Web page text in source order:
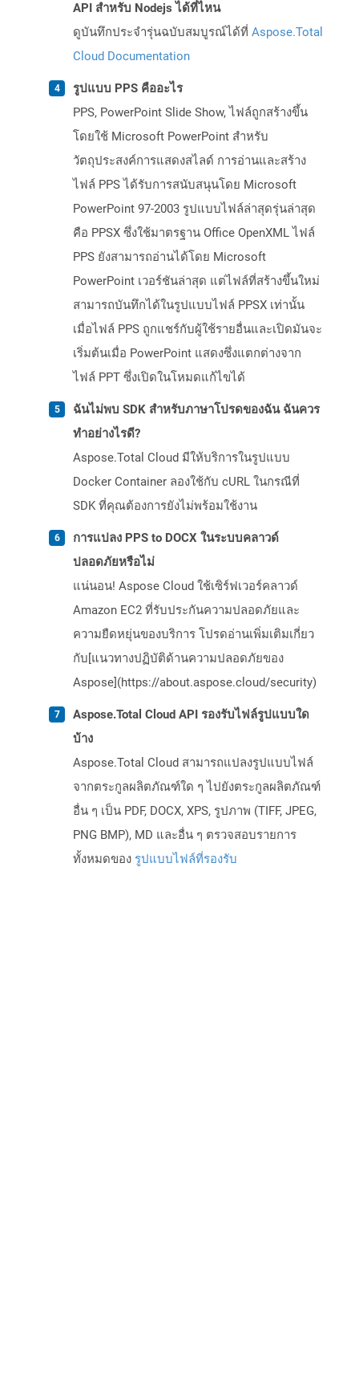
API สำหรับ Nodejs ได้ที่ไหน
ดูบันทึกประจำรุ่นฉบับสมบูรณ์ได้ที่ Aspose.Total
Cloud Documentation
รูปแบบ PPS คืออะไร
PPS, PowerPoint Slide Show, ไฟล์ถูกสร้างขึ้น
โดยใช้ Microsoft PowerPoint สำหรับ
วัตถุประสงค์การแสดงสไลด์ การอ่านและสร้าง
ไฟล์ PPS ได้รับการสนับสนุนโดย Microsoft
PowerPoint 97-2003 รูปแบบไฟล์ล่าสุดรุ่นล่าสุด
คือ PPSX ซึ่งใช้มาตรฐาน Office OpenXML ไฟล์
PPS ยังสามารถอ่านได้โดย Microsoft
PowerPoint เวอร์ชันล่าสุด แต่ไฟล์ที่สร้างขึ้นใหม่
สามารถบันทึกได้ในรูปแบบไฟล์ PPSX เท่านั้น
เมื่อไฟล์ PPS ถูกแชร์กับผู้ใช้รายอื่นและเปิดมันจะ
เริ่มต้นเมื่อ PowerPoint แสดงซึ่งแตกต่างจาก
ไฟล์ PPT ซึ่งเปิดในโหมดแก้ไขได้
ฉันไม่พบ SDK สำหรับภาษาโปรดของฉัน ฉันควร
ทำอย่างไรดี?
Aspose.Total Cloud มีให้บริการในรูปแบบ
Docker Container ลองใช้กับ cURL ในกรณีที่
SDK ที่คุณต้องการยังไม่พร้อมใช้งาน
การแปลง PPS to DOCX ในระบบคลาวด์
ปลอดภัยหรือไม่
แน่นอน! Aspose Cloud ใช้เซิร์ฟเวอร์คลาวด์
Amazon EC2 ที่รับประกันความปลอดภัยและ
ความยืดหยุ่นของบริการ โปรดอ่านเพิ่มเติมเกี่ยว
กับ[แนวทางปฏิบัติด้านความปลอดภัยของ
Aspose](https://about.aspose.cloud/security)
Aspose.Total Cloud API รองรับไฟล์รูปแบบใด
บ้าง
Aspose.Total Cloud สามารถแปลงรูปแบบไฟล์
จากตระกูลผลิตภัณฑ์ใด ๆ ไปยังตระกูลผลิตภัณฑ์
อื่น ๆ เป็น PDF, DOCX, XPS, รูปภาพ (TIFF, JPEG,
PNG BMP), MD และอื่น ๆ ตรวจสอบรายการ
ทั้งหมดของ รูปแบบไฟล์ที่รองรับ